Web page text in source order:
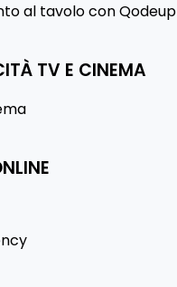
al tavolo con Qodeup
TV E CINEMA